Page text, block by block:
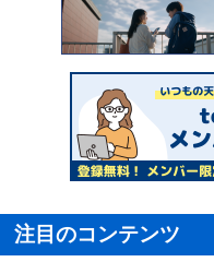
注目のコンテンツ